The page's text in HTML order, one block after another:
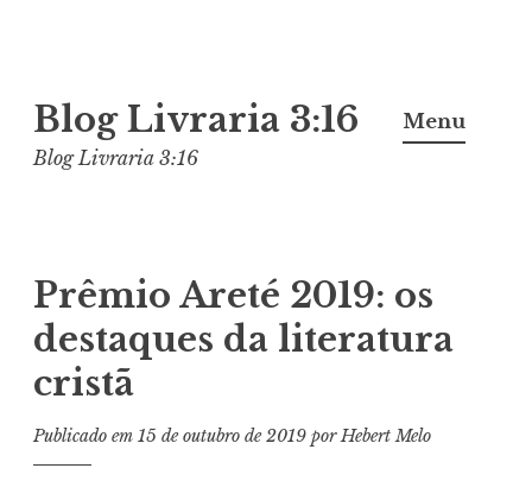
para
o
Blog Livraria 3:16
Blog Livraria 3:16
Menu
Prêmio Areté 2019: os
destaques da literatura
cristã
Publicado em 15 de outubro de 2019 porHebert Melo